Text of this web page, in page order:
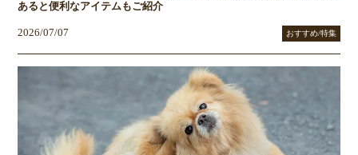
あると便利なアイテムもご紹介
2026/07/07 おすすめ/特集